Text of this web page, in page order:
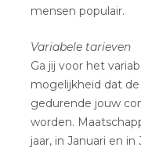
mensen populair.
Variabele tarieven
Ga jij voor het
mogelijkheid dat
gedurende jouw
worden.
jaar, in Januari en